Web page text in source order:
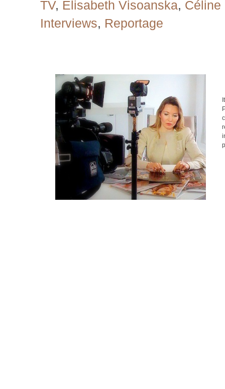
TV, Elisabeth Visoanska, Céline
Interviews, Reportage